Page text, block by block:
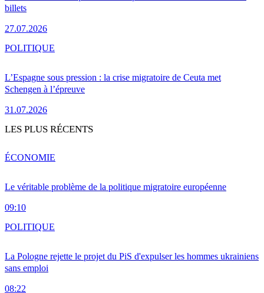
billets
27.07.2026
L’Espagne sous pression : la crise migratoire de Ceuta met
Schengen à l’épreuve
31.07.2026
POLITIQUE
LES PLUS RÉCENTS
Le véritable problème de la politique migratoire européenne
09:10
ÉCONOMIE
La Pologne rejette le projet du PiS d'expulser les hommes ukrainiens
sans emploi
08:22
POLITIQUE